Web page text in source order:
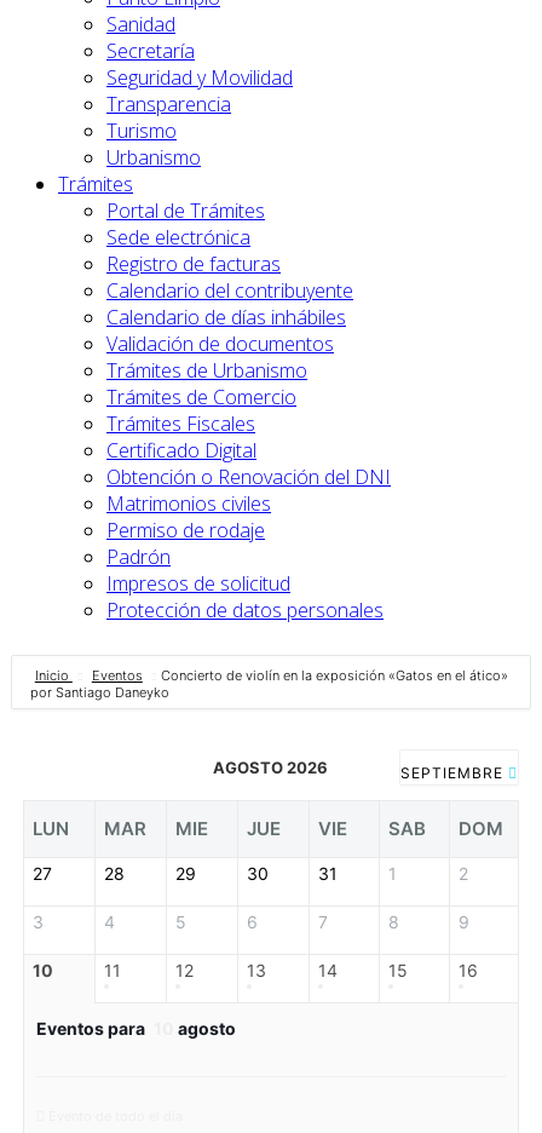
Sanidad
Secretaría
Seguridad y Movilidad
Transparencia
Turismo
Urbanismo
Trámites
Portal de Trámites
Sede electrónica
Registro de facturas
Calendario del contribuyente
Calendario de días inhábiles
Validación de documentos
Trámites de Urbanismo
Trámites de Comercio
Trámites Fiscales
Certificado Digital
Obtención o Renovación del DNI
Matrimonios civiles
Permiso de rodaje
Padrón
Impresos de solicitud
Protección de datos personales
Inicio Eventos
Concierto de violín en la exposición «Gatos en el ático»
por Santiago Daneyko
AGOSTO 2026 SEPTIEMBRE
LUN MAR MIE JUE VIE SAB DOM
27 28 29 30 31 1 2
3 4 5 6 7 8 9
10 11 12 13 14 15 16
Eventos para agosto